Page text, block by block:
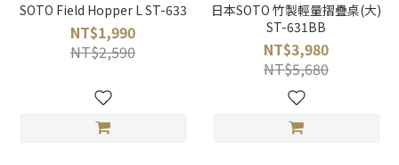
SOTO Field Hopper L ST-633
NT$1,990
NT$2,590
日本SOTO 竹製輕量摺疊桌(大)
ST-631BB
NT$3,980
NT$5,680